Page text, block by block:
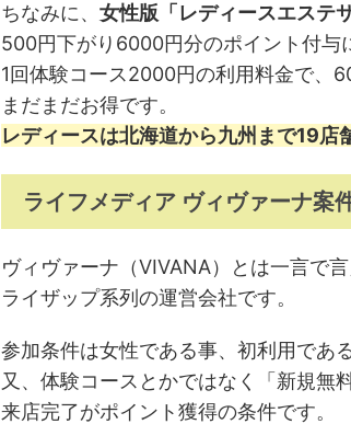
ちなみに、 女性版「レディースエステ
500円下がり6000円分のポイント付与
1回体験コース2000円の利用料金で、
まだまだお得です。
レディースは北海道から九州まで19店
ライフメディア ヴィヴァーナ案
ヴィヴァーナ（VIVANA）とは一言で
ライザップ系列の運営会社です。
参加条件は女性である事、初利用であ
又、体験コースとかではなく「新規無
来店完了がポイント獲得の条件です。